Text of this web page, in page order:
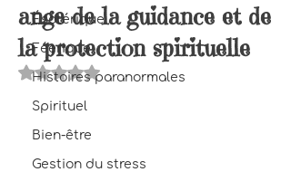
Ésotérique
Féerique
Histoires paranormales
Spirituel
Bien-être
Gestion du stress
ange de la guidance et de
la protection spirituelle
Noté NaN étoiles sur 5.